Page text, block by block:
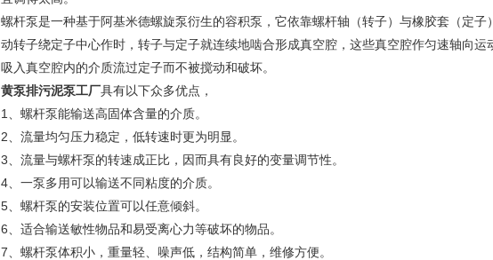
螺杆泵是一种基于阿基米德螺旋泵衍生的容积泵，它依靠螺杆轴（转子）与橡胶套（定
动转子绕定子中心作时，转子与定子就连续地啮合形成真空腔，这些真空腔作匀速轴向运
吸入真空腔内的介质流过定子而不被搅动和破坏。
黄泵排污泥泵工厂具有以下众多优点，
1、螺杆泵能输送高固体含量的介质。
2、流量均匀压力稳定，低转速时更为明显。
3、流量与螺杆泵的转速成正比，因而具有良好的变量调节性。
4、一泵多用可以输送不同粘度的介质。
5、螺杆泵的安装位置可以任意倾斜。
6、适合输送敏性物品和易受离心力等破坏的物品。
7、螺杆泵体积小，重量轻、噪声低，结构简单，维修方便。